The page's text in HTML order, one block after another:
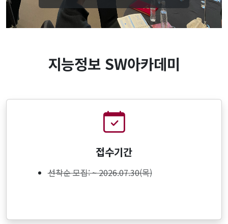
지능정보 SW아카데미
접수기간
선착순 모집: ~ 2026.07.30(목)